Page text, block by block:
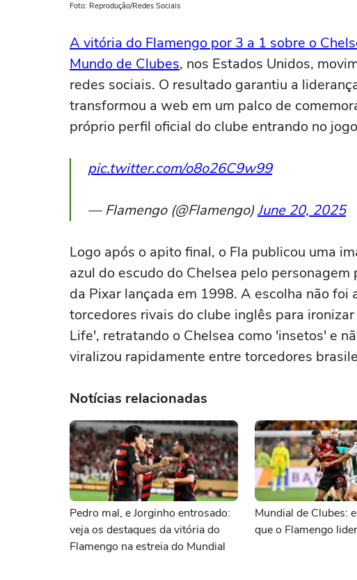
Foto: Reprodução/Redes Sociais
A vitória do Flamengo por 3 a 1 sobre o
Mundo de Clubes, nos Estados Unidos,
redes sociais. O resultado garantiu a
transformou a web em um palco de
próprio perfil oficial do clube entrando no
pic.twitter.com/o8o26C9w99
— Flamengo (@Flamengo)June 20, 2025
Logo após o apito final, o Fla publicou uma
azul do escudo do Chelsea pelo
da Pixar lançada em 1998. A escolha não foi
torcedores rivais do clube inglês para
Life', retratando o Chelsea como 'insetos' e
viralizou rapidamente entre torcedores
Notícias relacionadas
Pedro mal, e Jorginho entrosado:
veja os destaques da vitória do
Flamengo na estreia do Mundial
Mundial de Clubes:
que o Flamengo